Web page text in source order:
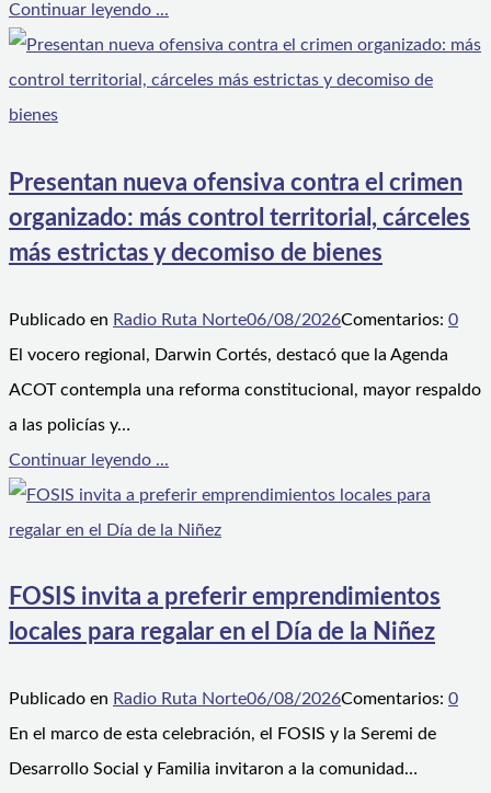
Continuar leyendo ...
Presentan nueva ofensiva contra el crimen
organizado: más control territorial, cárceles
más estrictas y decomiso de bienes
Publicado en Radio Ruta Norte06/08/2026Comentarios: 0
El vocero regional, Darwin Cortés, destacó que la Agenda
ACOT contempla una reforma constitucional, mayor respaldo
a las policías y…
Continuar leyendo ...
FOSIS invita a preferir emprendimientos
locales para regalar en el Día de la Niñez
Publicado en Radio Ruta Norte06/08/2026Comentarios: 0
En el marco de esta celebración, el FOSIS y la Seremi de
Desarrollo Social y Familia invitaron a la comunidad…